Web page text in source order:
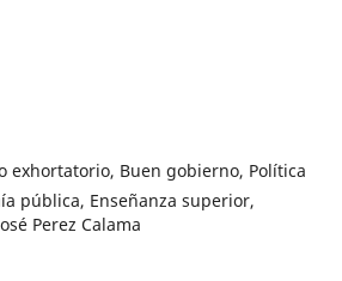
exhortatorio, Buen gobierno, Política
pública, Enseñanza superior,
Perez Calama